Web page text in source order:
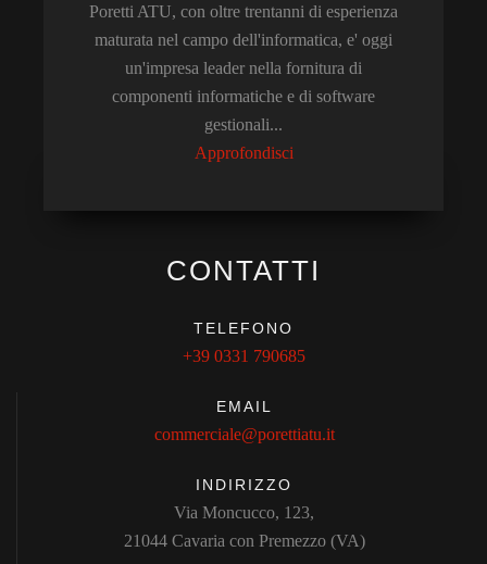
Poretti ATU, con oltre trentanni di esperienza
maturata nel campo dell'informatica, e' oggi
un'impresa leader nella fornitura di
componenti informatiche e di software
gestionali...
Approfondisci
CONTATTI
TELEFONO
+39 0331 790685
EMAIL
commerciale@porettiatu.it
INDIRIZZO
Via Moncucco, 123,
21044 Cavaria con Premezzo (VA)